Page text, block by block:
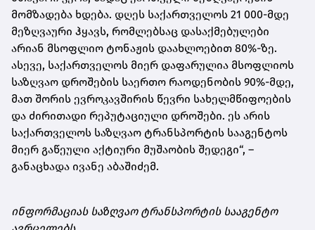
მომზადება ხდება. დღეს საქართველოს 21 000-მდე
მეზღვაური ჰყავს, რომლებსაც დასაქმებულები
არიან მსოფლიო ტონაჟის დაახლოებით 80%-ზე.
ასევე, საქართველოს მიერ დაფარულია მსოფლიოს
საზღვაო დროშების საერთო რაოდენობის 90%-მდე,
მათ შორის ევროკავშირის წევრი სახელმწიფოების
და ძირითადი რეპუტაციული დროშები. ეს არის
საქართველოს საზღვაო ტრანსპორტის სააგენტოს
მიერ გაწეული აქტიური მუშაობის შედეგი“, –
განაცხადა ივანე აბაშიძემ.
ინფორმაციას საზღვაო ტრანსპორტის სააგენტო